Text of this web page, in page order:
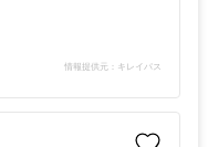
情報提供元：キレイパス